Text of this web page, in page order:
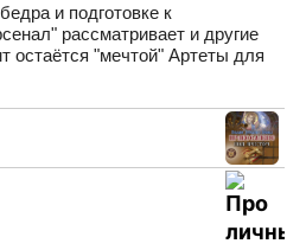
и подготовке к
рассматривает и другие
остаётся "мечтой" Артеты для